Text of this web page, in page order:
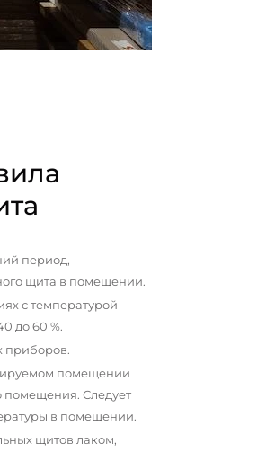
период,
щита в помещении.
с температурой
до 60 %.
приборов.
помещении
помещения. Следует
в помещении.
щитов лаком,